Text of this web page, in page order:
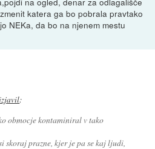
katera ga bo pobrala pravtako
NEKa, da bo na njenem mestu
:
obmocje kontaminiral v tako
skoraj prazne, kjer je pa se kaj ljudi,